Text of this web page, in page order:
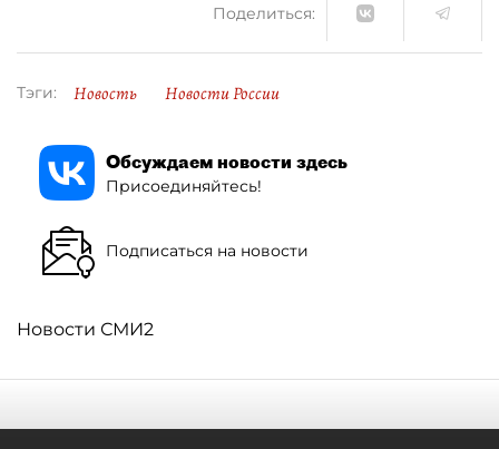
Поделиться:
Тэги: Новость Новости России
Обсуждаем новости здесь
Присоединяйтесь!
Подписаться на новости
Новости СМИ2